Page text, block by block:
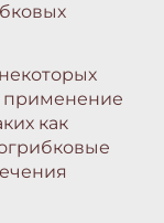
применение
как